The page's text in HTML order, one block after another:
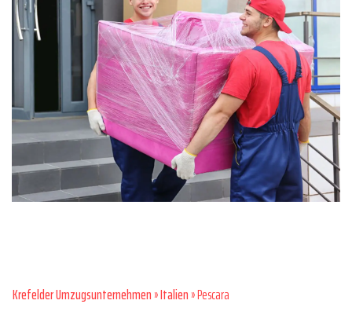
Krefelder Umzugsunternehmen»Italien» Pescara